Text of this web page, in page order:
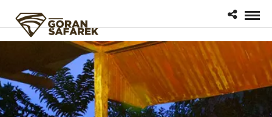
google.com, pub-1200596537863530, DIRECT, f08c47fec0942fa0